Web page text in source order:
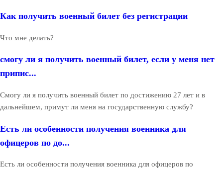
Как получить военный билет без регистрации
Что мне делать?
смогу ли я получить военный билет, если у меня нет
припис...
Смогу ли я получить военный билет по достижению 27 лет и в
дальнейшем, примут ли меня на государственную службу?
Есть ли особенности получения военника для
офицеров по до...
Есть ли особенности получения военника для офицеров по